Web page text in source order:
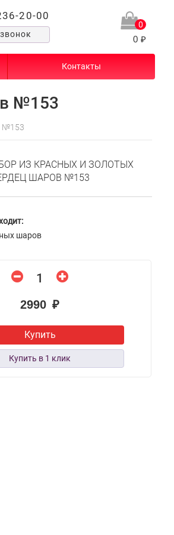
20-00
0
0 ₽
Контакты
№153
№153
ИЗ КРАСНЫХ И ЗОЛОТЫХ
ШАРОВ №153
шаров
2990 ₽
Купить